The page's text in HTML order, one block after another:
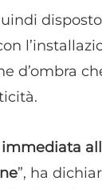
d’ombra
”, ha